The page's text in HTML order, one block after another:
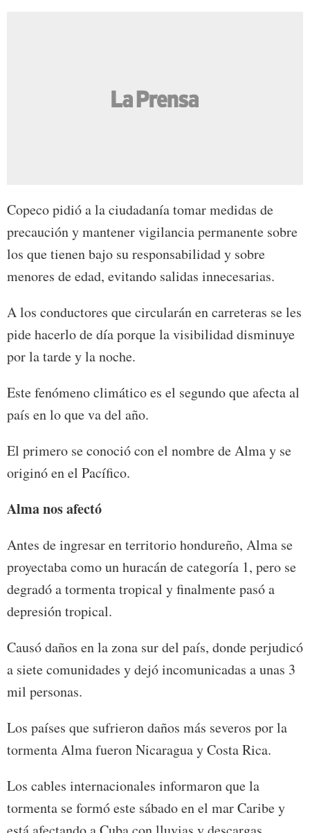
Copeco pidió a la ciudadanía tomar medidas de
precaución y mantener vigilancia permanente sobre
los que tienen bajo su responsabilidad y sobre
menores de edad, evitando salidas innecesarias.
A los conductores que circularán en carreteras se les
pide hacerlo de día porque la visibilidad disminuye
por la tarde y la noche.
Este fenómeno climático es el segundo que afecta al
país en lo que va del año.
El primero se conoció con el nombre de Alma y se
originó en el Pacífico.
Alma nos afectó
Antes de ingresar en territorio hondureño, Alma se
proyectaba como un huracán de categoría 1, pero se
degradó a tormenta tropical y finalmente pasó a
depresión tropical.
Causó daños en la zona sur del país, donde perjudicó
a siete comunidades y dejó incomunicadas a unas 3
mil personas.
Los países que sufrieron daños más severos por la
tormenta Alma fueron Nicaragua y Costa Rica.
Los cables internacionales informaron que la
tormenta se formó este sábado en el mar Caribe y